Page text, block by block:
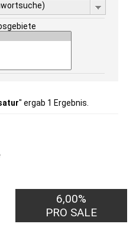
" ergab 1 Ergebnis.
6,00%
PRO SALE